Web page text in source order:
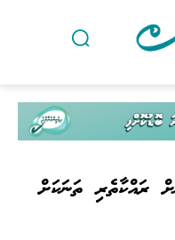
ރައްކާތެރި ތަނަކަށް